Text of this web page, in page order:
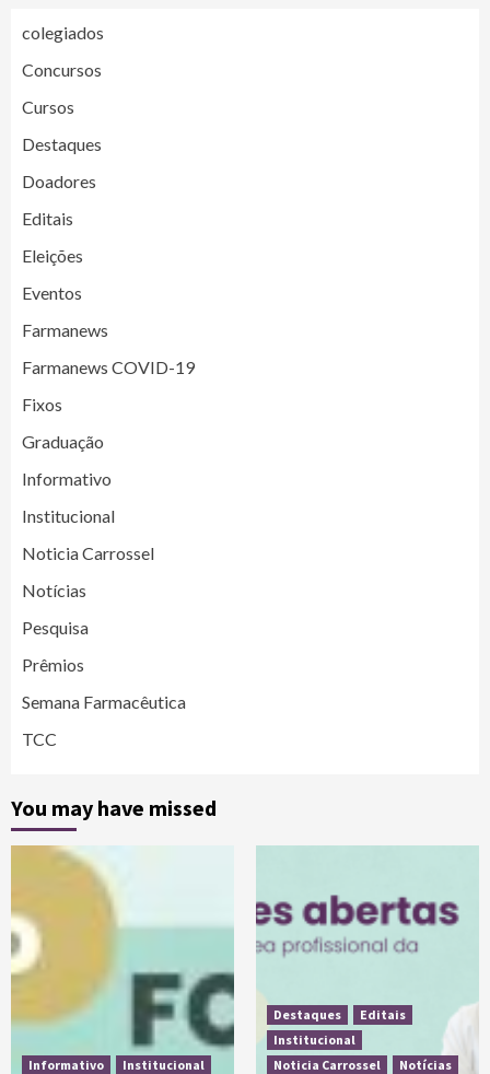
colegiados
Concursos
Cursos
Destaques
Doadores
Editais
Eleições
Eventos
Farmanews
Farmanews COVID-19
Fixos
Graduação
Informativo
Institucional
Noticia Carrossel
Notícias
Pesquisa
Prêmios
Semana Farmacêutica
TCC
You may have missed
Informativo Institucional
Destaques
Editais
Institucional
Noticia Carrossel
Notícias